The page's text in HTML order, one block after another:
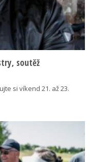
soutěž
si víkend 21. až 23.